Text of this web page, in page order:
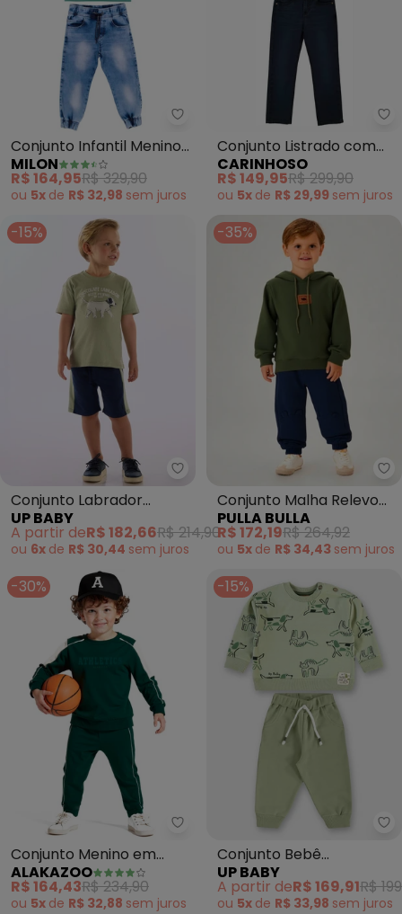
Conjunto Infantil Menino
Lettering (Verde)
MILON
R$ 164,95R$ 329,90
ou 5x de R$ 32,98 sem juros
Conjunto Listrado com
Jeans (Verde Militar)
CARINHOSO
R$ 149,95R$ 299,90
ou 5x de R$ 29,99 sem juros
-15%
Up Baby - Conjunto Labrador
Conjunto Labrador
Infantil Masculino Verde
UP BABY
A partir deR$ 182,66R$ 214,90
ou 6x de R$ 30,44 sem juros
-35%
Conjunto Malha Relevo
(Verde)
PULLA BULLA
R$ 172,19R$ 264,92
ou 5x de R$ 34,43 sem juros
-30%
Alakazoo - Conjunto Menino
Conjunto Menino em
Moletom Felpado
(Verde)
ALAKAZOO
R$ 164,43R$ 234,90
ou 5x de R$ 32,88 sem juros
-15%
Conjunto Bebê
Estampado Verde
UP BABY
A partir deR$ 169,91R$
ou 5x de R$ 33,98 sem juros